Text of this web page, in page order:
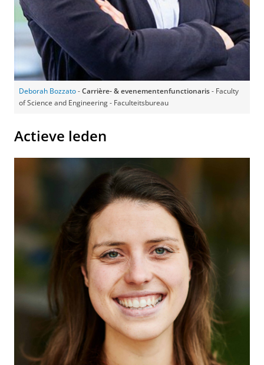
Deborah Bozzato-Carrière- & evenementenfunctionaris- Faculty
of Science and Engineering - Faculteitsbureau
Actieve leden